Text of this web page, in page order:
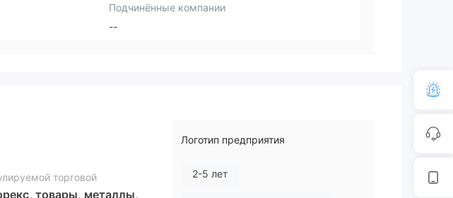
Подчинённые компании
--
торговой
товары, металлы,
Логотип предприятия
2-5 лет